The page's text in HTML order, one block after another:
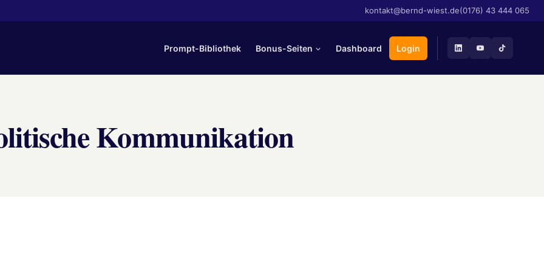
kontakt@bernd-wiest.de(0176) 43 444 065
Prompt-Bibliothek Bonus-Seiten Dashboard Login
Kommunikation